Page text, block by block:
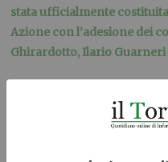
stata ufficialmente
Azione con l’adesione dei
Ghirardotto, Ilario Guarneri
Piemonte e Coordinatore